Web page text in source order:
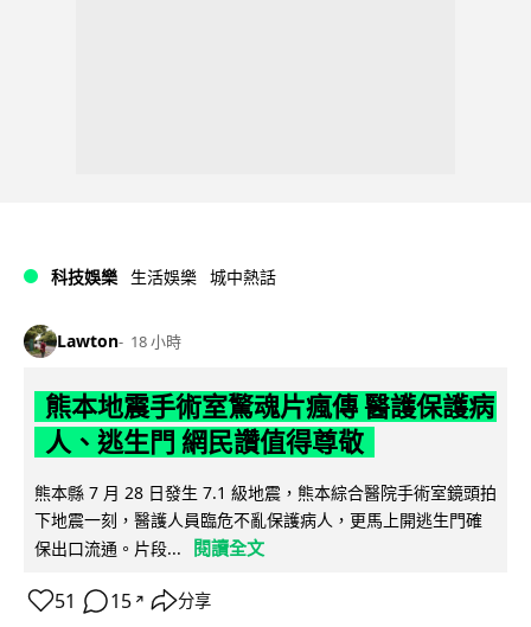
科技娛樂 生活娛樂 城中熱話
Lawton 18 小時
熊本地震手術室驚魂片瘋傳 醫護保護病
人、逃生門 網民讚值得尊敬
熊本縣 7 月 28 日發生 7.1 級地震，熊本綜合醫院手術室鏡頭拍
下地震一刻，醫護人員臨危不亂保護病人，更馬上開逃生門確
保出口流通。片段...
閱讀全文
51 15 ↗ 分享